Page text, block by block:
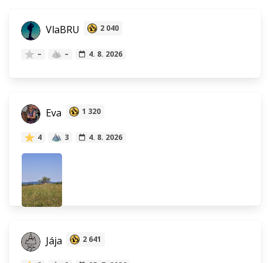
VlaBRU 2 040
– – 4. 8. 2026
Eva 1 320
4 3 4. 8. 2026
Jája 2 641